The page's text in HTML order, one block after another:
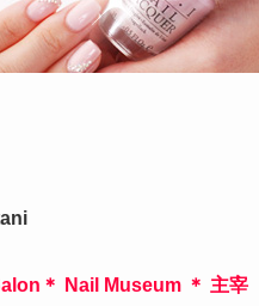
＊ Nail Museum ＊ 主宰